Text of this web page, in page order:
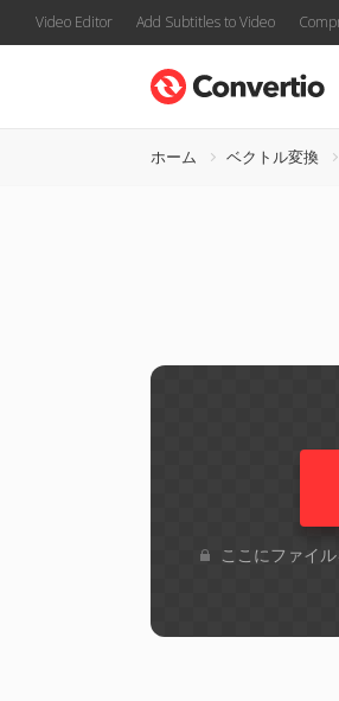
Video Editor Add Subtitles to Video
ホーム ベクトル変換
ここにファイ